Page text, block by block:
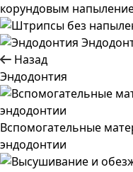
корундовым
Назад
Эндодонтия
Вспомогательные
эндодонтии